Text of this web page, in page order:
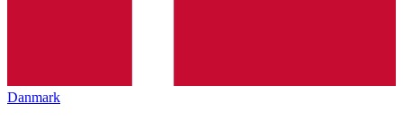
Danmark